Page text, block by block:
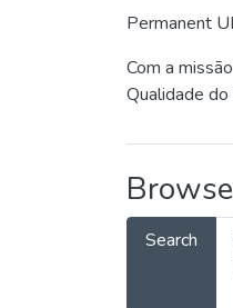
Permanent
Com a
Qualidade
Browse
Search